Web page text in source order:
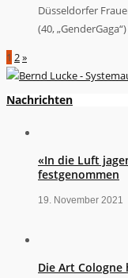
Düsseldorfer
(40,
1 2»
Nachrichten
«In die Luft
festgenommen
19. November 2021
Die Art